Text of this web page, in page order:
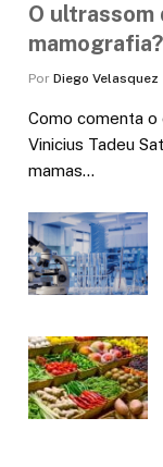
O ultrassom
Por Diego Velasquez
Como comenta o
Vinicius Tadeu
mamas…